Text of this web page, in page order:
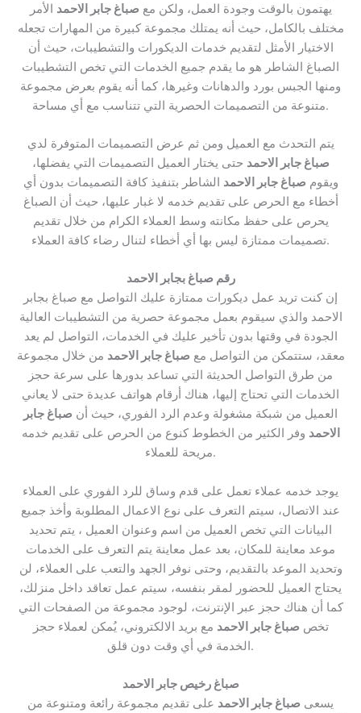
يهتمون بالوقت وجودة العمل، ولكن مع صباغ جابر الاحمد الأمر
مختلف بالكامل، حيث أنه يمتلك مجموعة كبيرة من المهارات تجعله
الاختيار الأمثل لتقديم خدمات الديكورات والتشطيبات، حيث أن
الصباغ الشاطر هو ما يقدم جميع الخدمات التي تخص التشطيبات
ومنها الجبس بورد والدهانات وغيرها، كما أنه يقوم بعرض مجموعة
متنوعة من التصميمات الحصرية التي تتناسب مع أي مساحة.
يتم التحدث مع العميل ومن ثم عرض التصميمات المتوفرة لدي
صباغ جابر الاحمد حتى يختار العميل التصميمات التي يفضلها،
ويقوم صباغ جابر الاحمد الشاطر بتنفيذ كافة التصميمات بدون أي
أخطاء مع الحرص على تقديم خدمه لا غبار عليها، حيث أن الصباغ
يحرص على حفظ مكانته وسط العملاء الكرام من خلال تقديم
تصميمات ممتازة ليس بها أي أخطاء لتنال رضاء كافة العملاء.
رقم صباغ بجابر الاحمد
إن كنت تريد عمل ديكورات ممتازة عليك التواصل مع صباغ بجابر
الاحمد والذي سيقوم بعمل مجموعة حصرية من التشطيبات العالية
الجودة في وقتها بدون تأخير عليك في الخدمات، التواصل لم يعد
معقد، ستتمكن من التواصل مع صباغ جابر الاحمد من خلال مجموعة
من طرق التواصل الحديثة التي تساعد بدورها على سرعة حجز
الخدمات التي تحتاج إليها، هناك أرقام هواتف عديدة حتى لا يعاني
العميل من شبكة مشغولة وعدم الرد الفوري، حيث أن صباغ جابر
الاحمد وفر الكثير من الخطوط كنوع من الحرص على تقديم خدمه
مريحة للعملاء.
يوجد خدمه عملاء تعمل على قدم وساق للرد الفوري على العملاء
عند الاتصال، سيتم التعرف على نوع الاعمال المطلوبة وأخذ جميع
البيانات التي تخص العميل من اسم وعنوان العميل ، يتم تحديد
موعد معاينة للمكان، بعد عمل معاينة يتم التعرف على الخدمات
وتحديد الموعد بالتقديم، وحتى نوفر الجهد والتعب على العملاء، لن
يحتاج العميل للحضور لمقر بنفسه، سيتم عمل تعاقد داخل منزلك،
كما أن هناك حجز عبر الإنترنت، لوجود مجموعة من الصفحات التي
تخص صباغ جابر الاحمد مع بريد الالكتروني، يُمكن لعملاء حجز
الخدمة في أي وقت دون قلق.
صباغ رخيص جابر الاحمد
يسعى صباغ جابر الاحمد على تقديم مجموعة رائعة ومتنوعة من